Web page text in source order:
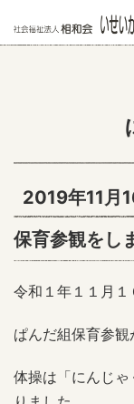
2019年11月
保育参観をし
令和１年１１月１
ぱんだ組保育参
体操は「にんじ